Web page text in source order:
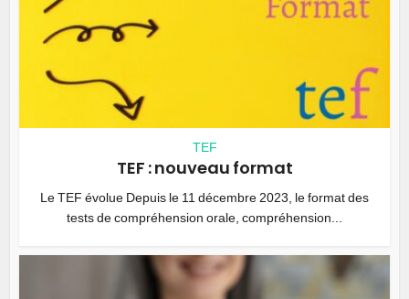
TEF
TEF : nouveau format
Le TEF évolue Depuis le 11 décembre 2023, le format des
tests de compréhension orale, compréhension...